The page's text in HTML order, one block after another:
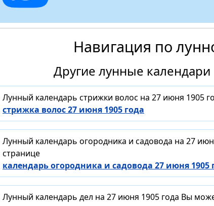
Навигация по
Другие лунные
Лунный календарь стрижки волос на 27 июня 1905
стрижка волос 27 июня 1905 года
Лунный календарь огородника и садовода на 27
странице
календарь огородника и садовода 27 июня 1905
Лунный календарь дел на 27 июня 1905 года Вы